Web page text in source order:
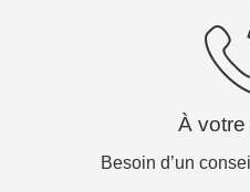
À
Besoin d’un